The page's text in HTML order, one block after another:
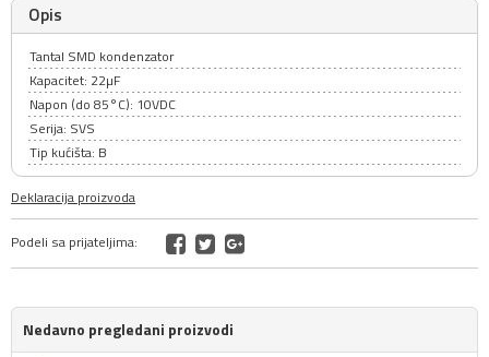
Opis
Tantal SMD kondenzator
Kapacitet: 22µF
Napon (do 85°C): 10VDC
Serija: SVS
Tip kućišta: B
Deklaracija proizvoda
Podeli sa prijateljima:
Nedavno pregledani proizvodi